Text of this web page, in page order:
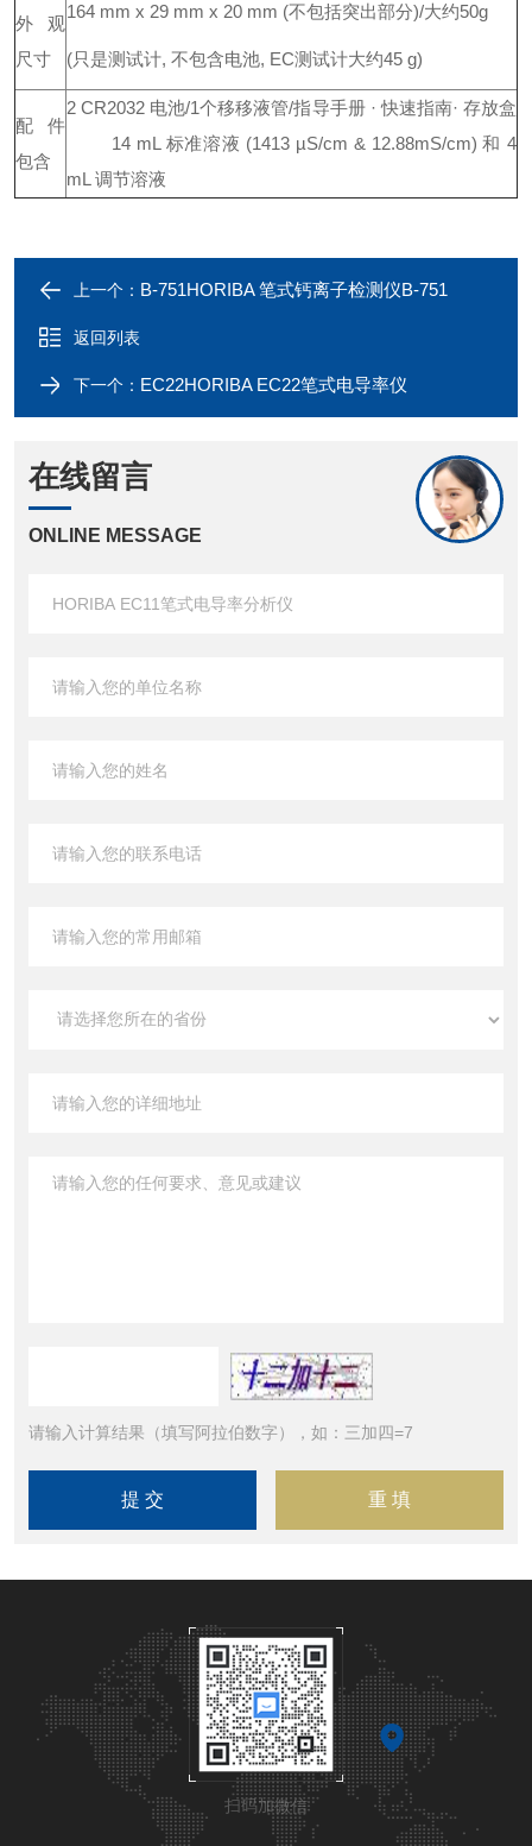
外观
尺寸
164 mm x 29 mm x 20 mm (不包括突出部分)/大约50g
(只是测试计, 不包含电池, EC测试计大约45 g)
配件
包含
2 CR2032 电池/1个移移液管/指导手册 · 快速指南· 存放盒
14 mL 标准溶液 (1413 µS/cm & 12.88mS/cm) 和 4
mL 调节溶液
上一个： B-751HORIBA 笔式钙离子检测仪B-751
返回列表
下一个： EC22HORIBA EC22笔式电导率仪
在线留言
ONLINE MESSAGE
请输入计算结果（填写阿拉伯数字），如：三加四=7
扫码加微信